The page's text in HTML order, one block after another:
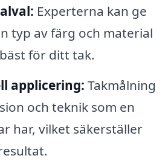
Experterna kan ge
typ av färg och material
för ditt tak.
applicering: Takmålning
och teknik som en
har, vilket säkerställer